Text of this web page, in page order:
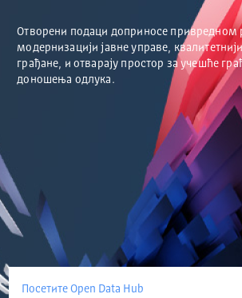
Отворени подаци доприносе привредном
модернизацији јавне управе,
грађане, и отварају простор за учешће
доношења одлука.
Посетите Open Data Hub